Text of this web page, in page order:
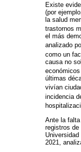
Existe
(por
la salud
trastornos
el más
analizado
como un
causa no
últimas
vivían
incidencia
Ante la
registros
2021,